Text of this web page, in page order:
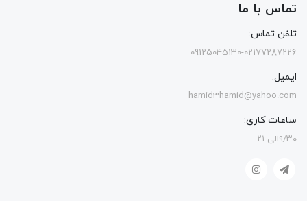
تماس با ما
تلفن تماس:
09125045130-02177287226
ایمیل:
hamid3hamid@yahoo.com
ساعات کاری:
۹/۳۰الی ۲۱